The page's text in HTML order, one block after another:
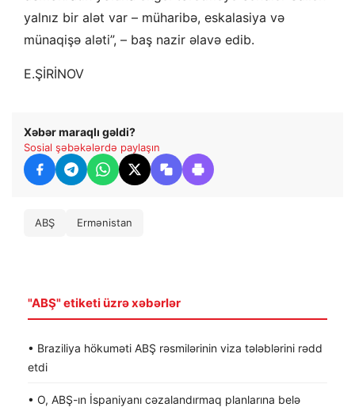
yalnız bir alət var – müharibə, eskalasiya və
münaqişə aləti”, – baş nazir əlavə edib.
E.ŞİRİNOV
Xəbər maraqlı gəldi?
Sosial şəbəkələrdə paylaşın
ABŞ Ermənistan
"ABŞ" etiketi üzrə xəbərlər
• Braziliya hökuməti ABŞ rəsmilərinin viza tələblərini rədd
etdi
• O, ABŞ-ın İspaniyanı cəzalandırmaq planlarına belə